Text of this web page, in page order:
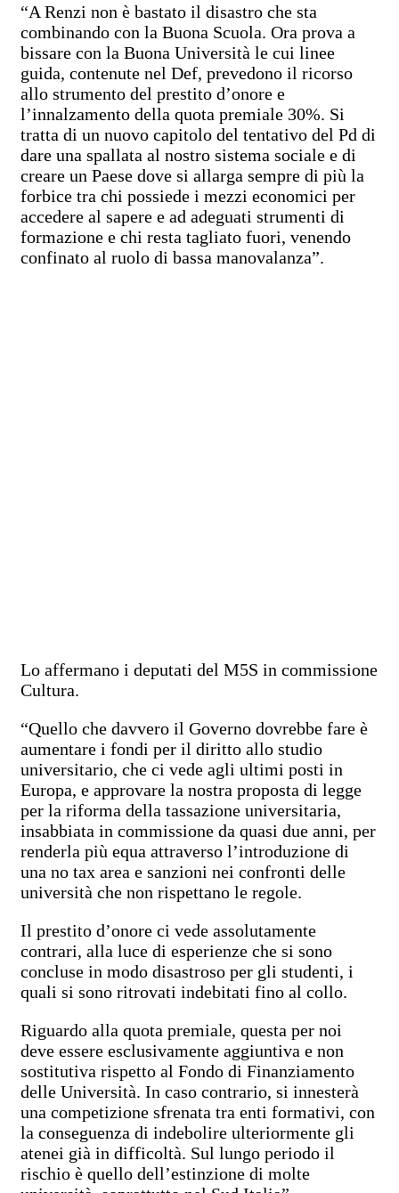
“A Renzi non è bastato il disastro che sta
combinando con la Buona Scuola. Ora prova a
bissare con la Buona Università le cui linee
guida, contenute nel Def, prevedono il ricorso
allo strumento del prestito d’onore e
l’innalzamento della quota premiale 30%. Si
tratta di un nuovo capitolo del tentativo del Pd di
dare una spallata al nostro sistema sociale e di
creare un Paese dove si allarga sempre di più la
forbice tra chi possiede i mezzi economici per
accedere al sapere e ad adeguati strumenti di
formazione e chi resta tagliato fuori, venendo
confinato al ruolo di bassa manovalanza”.
Lo affermano i deputati del M5S in commissione
Cultura.
“Quello che davvero il Governo dovrebbe fare è
aumentare i fondi per il diritto allo studio
universitario, che ci vede agli ultimi posti in
Europa, e approvare la nostra proposta di legge
per la riforma della tassazione universitaria,
insabbiata in commissione da quasi due anni, per
renderla più equa attraverso l’introduzione di
una no tax area e sanzioni nei confronti delle
università che non rispettano le regole.
Il prestito d’onore ci vede assolutamente
contrari, alla luce di esperienze che si sono
concluse in modo disastroso per gli studenti, i
quali si sono ritrovati indebitati fino al collo.
Riguardo alla quota premiale, questa per noi
deve essere esclusivamente aggiuntiva e non
sostitutiva rispetto al Fondo di Finanziamento
delle Università. In caso contrario, si innesterà
una competizione sfrenata tra enti formativi, con
la conseguenza di indebolire ulteriormente gli
atenei già in difficoltà. Sul lungo periodo il
rischio è quello dell’estinzione di molte